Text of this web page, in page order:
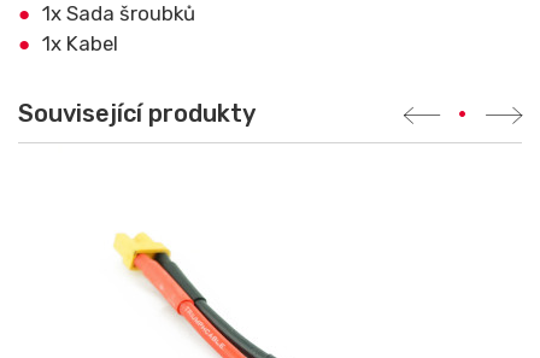
1x Sada šroubků
1x Kabel
Související produkty •